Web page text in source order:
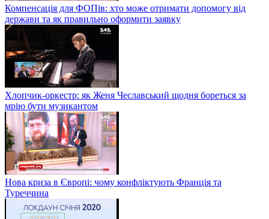
Компенсація для ФОПів: хто може отримати допомогу від
держави та як правильно оформити заявку
Хлопчик-оркестр: як Женя Чеславський щодня бореться за
мрію бути музикантом
Нова криза в Європі: чому конфліктують Франція та
Туреччина